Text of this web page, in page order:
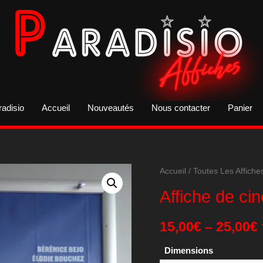
Accueil Nouveautés Nous contacter Panier
Accueil / Toutes Les
Affiche de
15,00€ – 25,00€
Dimensions